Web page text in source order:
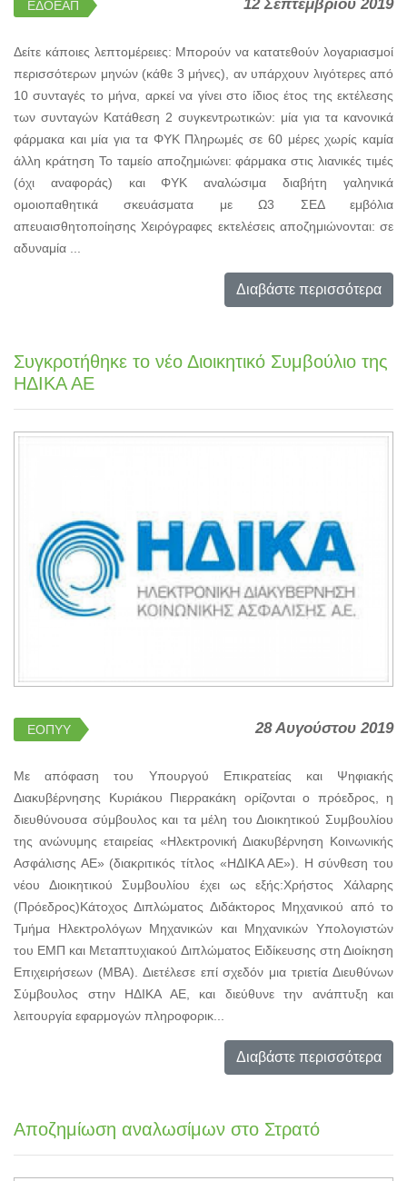
ΕΔΟΕΑΠ 12 Σεπτεμβρίου 2019
Δείτε κάποιες λεπτομέρειες: Μπορούν να κατατεθούν λογαριασμοί
περισσότερων μηνών (κάθε 3 μήνες), αν υπάρχουν λιγότερες από
10 συνταγές το μήνα, αρκεί να γίνει στο ίδιος έτος της εκτέλεσης
των συνταγών Κατάθεση 2 συγκεντρωτικών: μία για τα κανονικά
φάρμακα και μία για τα ΦΥΚ Πληρωμές σε 60 μέρες χωρίς καμία
άλλη κράτηση Το ταμείο αποζημιώνει: φάρμακα στις λιανικές τιμές
(όχι αναφοράς) και ΦΥΚ αναλώσιμα διαβήτη γαληνικά
ομοιοπαθητικά σκευάσματα με Ω3 ΣΕΔ εμβόλια
απευαισθητοποίησης Χειρόγραφες εκτελέσεις αποζημιώνονται: σε
αδυναμία ...
Διαβάστε περισσότερα
Συγκροτήθηκε το νέο Διοικητικό Συμβούλιο της
ΗΔΙΚΑ ΑΕ
ΕΟΠΥΥ 28 Αυγούστου 2019
Με απόφαση του Υπουργού Επικρατείας και Ψηφιακής
Διακυβέρνησης Κυριάκου Πιερρακάκη ορίζονται ο πρόεδρος, η
διευθύνουσα σύμβουλος και τα μέλη του Διοικητικού Συμβουλίου
της ανώνυμης εταιρείας «Ηλεκτρονική Διακυβέρνηση Κοινωνικής
Ασφάλισης ΑΕ» (διακριτικός τίτλος «ΗΔΙΚΑ ΑΕ»). Η σύνθεση του
νέου Διοικητικού Συμβουλίου έχει ως εξής:Χρήστος Χάλαρης
(Πρόεδρος)Κάτοχος Διπλώματος Διδάκτορος Μηχανικού από το
Τμήμα Ηλεκτρολόγων Μηχανικών και Μηχανικών Υπολογιστών
του ΕΜΠ και Μεταπτυχιακού Διπλώματος Ειδίκευσης στη Διοίκηση
Επιχειρήσεων (ΜΒΑ). Διετέλεσε επί σχεδόν μια τριετία Διευθύνων
Σύμβουλος στην ΗΔΙΚΑ ΑΕ, και διεύθυνε την ανάπτυξη και
λειτουργία εφαρμογών πληροφορικ...
Διαβάστε περισσότερα
Αποζημίωση αναλωσίμων στο Στρατό